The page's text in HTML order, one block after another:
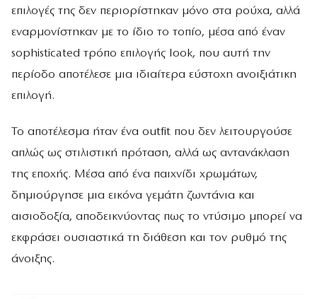
επιλογές της δεν περιορίστηκαν μόνο στα ρούχα, αλλά
εναρμονίστηκαν με το ίδιο το τοπίο, μέσα από έναν
sophisticated τρόπο επιλογής look, που αυτή την
περίοδο αποτέλεσε μια ιδιαίτερα εύστοχη ανοιξιάτικη
επιλογή.
Το αποτέλεσμα ήταν ένα outfit που δεν λειτουργούσε
απλώς ως στιλιστική πρόταση, αλλά ως αντανάκλαση
της εποχής. Μέσα από ένα παιχνίδι χρωμάτων,
δημιούργησε μια εικόνα γεμάτη ζωντάνια και
αισιοδοξία, αποδεικνύοντας πως το ντύσιμο μπορεί να
εκφράσει ουσιαστικά τη διάθεση και τον ρυθμό της
άνοιξης.